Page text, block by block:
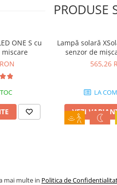
PRODUSE
ONE S cu
Lampă solară
senzor de
565,26
LA
VEZI
mai multe in Politica de